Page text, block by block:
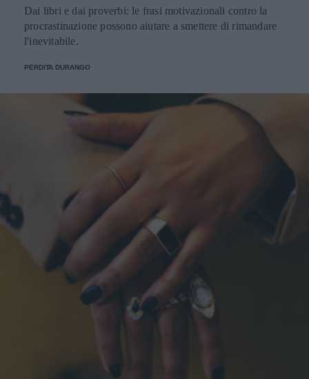
Dai libri e dai proverbi: le frasi motivazionali contro la
procrastinazione possono aiutare a smettere di rimandare
l'inevitabile.
PERDITA DURANGO